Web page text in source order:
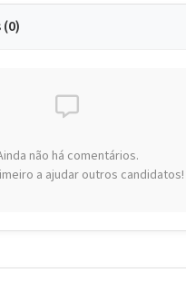
não há comentários.
a ajudar outros candidatos!